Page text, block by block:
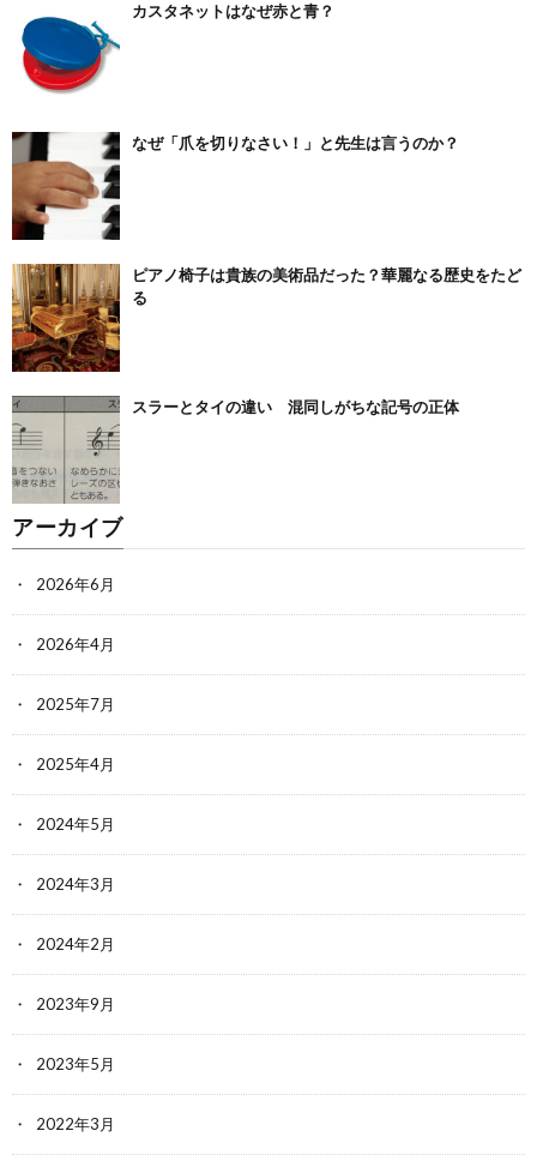
カスタネットはなぜ赤と青？
なぜ「爪を切りなさい！」と先生は言うのか？
ピアノ椅子は貴族の美術品だった？華麗なる歴史をたど
る
スラーとタイの違い 混同しがちな記号の正体
アーカイブ
2026年6月
2026年4月
2025年7月
2025年4月
2024年5月
2024年3月
2024年2月
2023年9月
2023年5月
2022年3月